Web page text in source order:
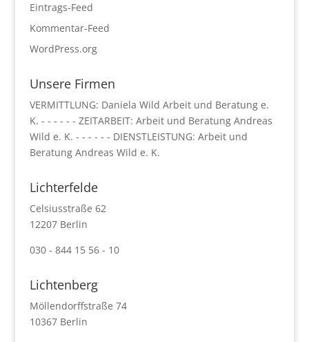
Eintrags-Feed
Kommentar-Feed
WordPress.org
Unsere Firmen
VERMITTLUNG: Daniela Wild Arbeit und Beratung e.
K. - - - - - - ZEITARBEIT: Arbeit und Beratung Andreas
Wild e. K. - - - - - - DIENSTLEISTUNG: Arbeit und
Beratung Andreas Wild e. K.
Lichterfelde
Celsiusstraße 62
12207 Berlin
030 - 844 15 56 - 10
Lichtenberg
Möllendorffstraße 74
10367 Berlin